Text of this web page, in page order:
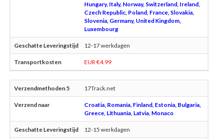
Hungary, Italy, Norway, Switzerland, Ireland,
Czech Republic, Poland, France, Slovakia,
Slovenia, Germany, United Kingdom,
Luxembourg
12-17 werkdagen
EUR €4.99
17Track.net
Croatia, Romania, Finland, Estonia, Bulgaria,
Greece, Lithuania, Latvia, Monaco
12-15 werkdagen